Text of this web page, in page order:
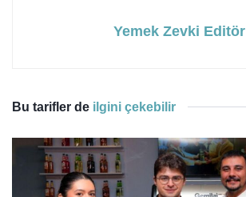
Yemek Zevki Editör
Bu tarifler de ilgini çekebilir